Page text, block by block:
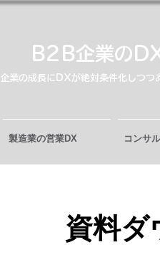
B2B企業の
企業の成長にDXが絶対条件化しつつ
製造業の営業DX コンサ
資料ダ